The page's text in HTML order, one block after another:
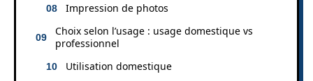
Impression de photos
Choix selon l’usage : usage domestique vs
professionnel
Utilisation domestique